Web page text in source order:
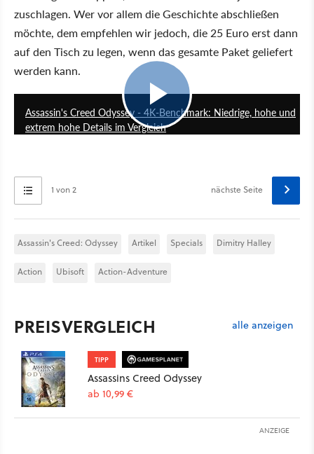
zuschlagen. Wer vor allem die Geschichte abschließen
möchte, dem empfehlen wir jedoch, die 25 Euro erst dann
auf den Tisch zu legen, wenn das gesamte Paket geliefert
werden kann.
Assassin's Creed Odyssey - 4K-Benchmark: Niedrige, hohe und
extrem hohe Details im Vergleich
1 von 2 nächste Seite
Assassin's Creed: Odyssey Artikel Specials Dimitry Halley
Action Ubisoft Action-Adventure
PREISVERGLEICH alle anzeigen
TIPP
Assassins Creed Odyssey
ab 10,99 €
ANZEIGE